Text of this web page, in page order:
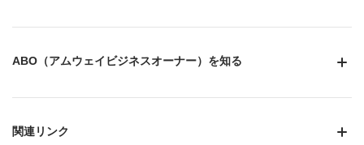
ABO（アムウェイビジネスオーナー）を知る
関連リンク